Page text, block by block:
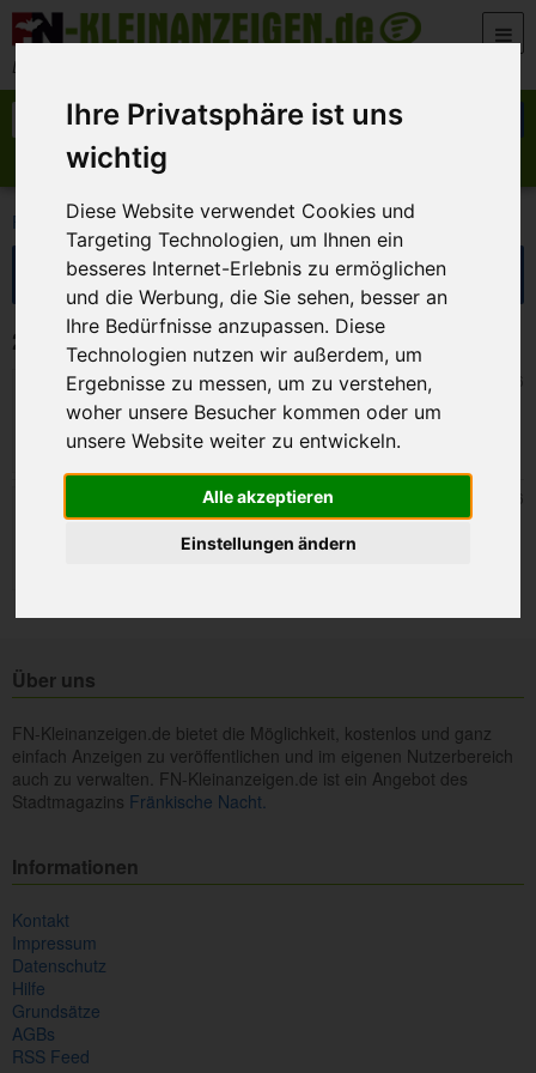
Ihre Privatsphäre ist uns
wichtig
Diese Website verwendet Cookies und
Targeting Technologien, um Ihnen ein
besseres Internet-Erlebnis zu ermöglichen
und die Werbung, die Sie sehen, besser an
Ihre Bedürfnisse anzupassen. Diese
Technologien nutzen wir außerdem, um
Ergebnisse zu messen, um zu verstehen,
woher unsere Besucher kommen oder um
unsere Website weiter zu entwickeln.
Alle akzeptieren
Einstellungen ändern
Zum Inhalt springen
Der beste Platz für deine kostenlose Anzeige
Suche nach:
Anzeige aufgeben
FN-Kleinanzeigen>Kontakte
Suche eingrenzen
2 Kleinanzeigen in Kontakte
Strullendorf
Uralte Seele sucht seinesgleichen
Strullendorf
FN-Frauenstammtisch 2.0
Über uns
FN-Kleinanzeigen.de bietet die Möglichkeit, kostenlos und ganz
einfach Anzeigen zu veröffentlichen und im eigenen Nutzerbereich
auch zu verwalten. FN-Kleinanzeigen.de ist ein Angebot des
Stadtmagazins Fränkische Nacht.
Informationen
Kontakt
Impressum
Datenschutz
Hilfe
Grundsätze
AGBs
RSS Feed